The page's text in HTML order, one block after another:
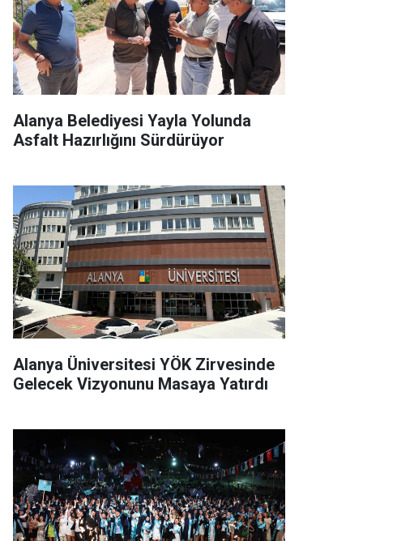
Alanya Belediyesi Yayla Yolunda
Asfalt Hazırlığını Sürdürüyor
Alanya Üniversitesi YÖK Zirvesinde
Gelecek Vizyonunu Masaya Yatırdı